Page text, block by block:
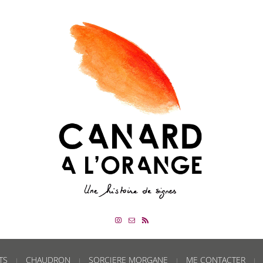
CHAUDRON SORCIERE MORGANE ME CONTACTER